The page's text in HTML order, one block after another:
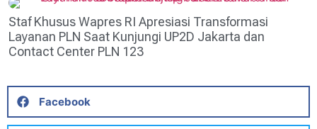
Staf Khusus Wapres RI Apresiasi Transformasi
Layanan PLN Saat Kunjungi UP2D Jakarta dan
Contact Center PLN 123
Facebook